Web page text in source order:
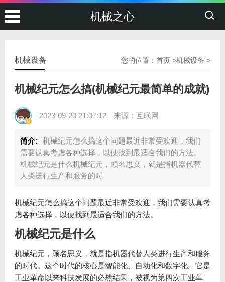
机械之心
您的位置：首页 >机械设备 >
机械设备
机械纪元怎么搞(机械纪元最简单的成就)
2023-09-20 21:07:12 来源：互联网
简介:
机械纪元怎么搞这个问题最近非常受欢迎，我们
需要认真考虑各种选择，以便找到最适合我们的方法。
机械纪元是什么机械纪元，顾名思义，就是指机器代替
人类进行生产和服务的时
机械纪元怎么搞这个问题最近非常受欢迎，我们需要认真考
虑各种选择，以便找到最适合我们的方法。
机械纪元是什么
机械纪元，顾名思义，就是指机器代替人类进行生产和服务
的时代。这个时代的核心是智能化、自动化和数字化。它是
工业革命以来科技发展的必然结果，被视为第四次工业革